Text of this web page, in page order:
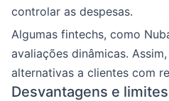
controlar as despesas.
Algumas fintechs, como
avaliações dinâmicas.
alternativas a clientes com
Desvantagens e